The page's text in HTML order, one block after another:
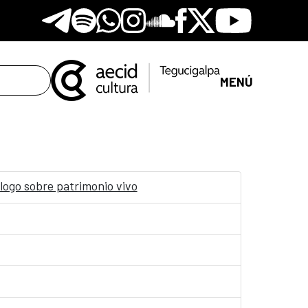
Telegram
SpotifyWhatsapp
Instagram
Soundclore
Facebook
X Youtube
MENÚ
sobre patrimonio vivo